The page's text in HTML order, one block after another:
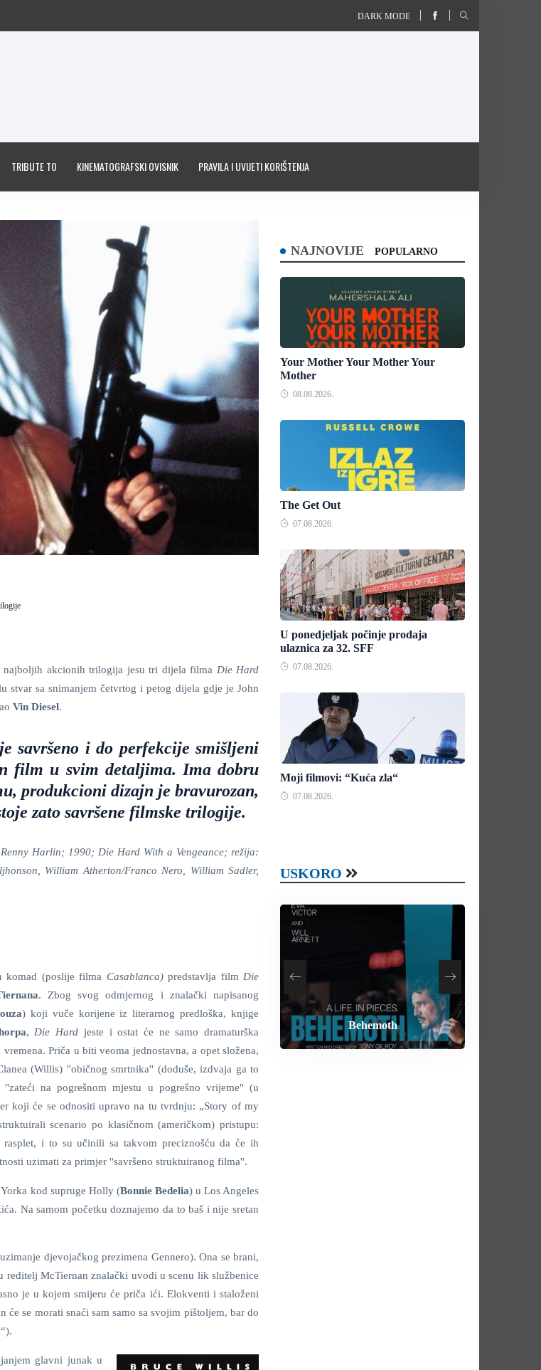
DARK MODE
TRIBUTE TO KINEMATOGRAFSKI OVISNIK PRAVILA I UVIJETI KORIŠTENJA
najboljih akcionih trilogija jesu tri dijela filma Die Hard
sa snimanjem četvrtog i petog dijela gdje je John
Vin Diesel.
savršeno i do perfekcije smišljeni
film u svim detaljima. Ima dobru
produkcioni dizajn je bravurozan,
zato savršene filmske trilogije.
Harlin; 1990; Die Hard With a Vengeance; režija:
William Atherton/Franco Nero, William Sadler,
komad (poslije filma Casablanca)predstavlja filmDie
. Zbog svog odmjernog i znalački napisanog
) koji vuče korijene iz literarnog predloška, knjige
,Die Hard jeste i ostat će ne samo dramaturška
Priča u biti veoma jednostavna, a opet složena,
(Willis) ''običnog smrtnika'' (doduše, izdvaja ga to
na pogrešnom mjestu u pogrešno vrijeme'' (u
koji će se odnositi upravo na tu tvrdnju: „Story of my
scenario po klasičnom (američkom) pristupu:
i to su učinili sa takvom preciznošću da će ih
uzimati za primjer ''savršeno struktuiranog filma''.
kod supruge Holly (Bonnie Bedelia) u Los Angeles
Na samom početku doznajemo da to baš i nije sretan
djevojačkog prezimena Gennero). Ona se brani,
reditelj McTiernan znalački uvodi u scenu lik službenice
je u kojem smijeru će priča ići. Elokventi i staloženi
će se morati snaći sam samo sa svojim pištoljem, bar do
glavni junak u
NAJNOVIJE POPULARNO
Your Mother Your Mother Your
Mother
08.08.2026.
The Get Out
07.08.2026.
U ponedjeljak počinje prodaja
ulaznica za 32. SFF
07.08.2026.
Moji filmovi: “Kuća zla“
07.08.2026.
USKORO
Your Mother Your Mother Your
Mother
Heart of the Beast
Behemoth
How To Rob A Bank